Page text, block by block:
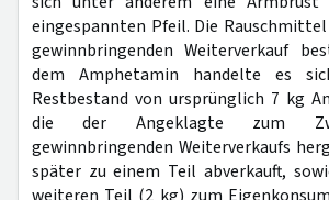
eingespannten Pfeil. Die
gewinnbringenden Weiterverkauf
dem Amphetamin handelte es
Restbestand von ursprünglich 7 kg
die der Angeklagte zum
gewinnbringenden Weiterverkaufs
später zu einem Teil abverkauft,